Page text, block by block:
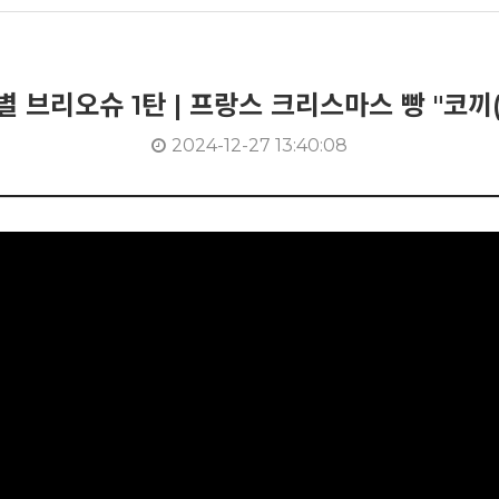
브리오슈 1탄 | 프랑스 크리스마스 빵 "
2024-12-27 13:40:08